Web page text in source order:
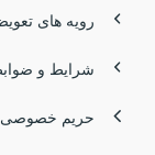
رویه های
شرایط و
حریم خصوصی